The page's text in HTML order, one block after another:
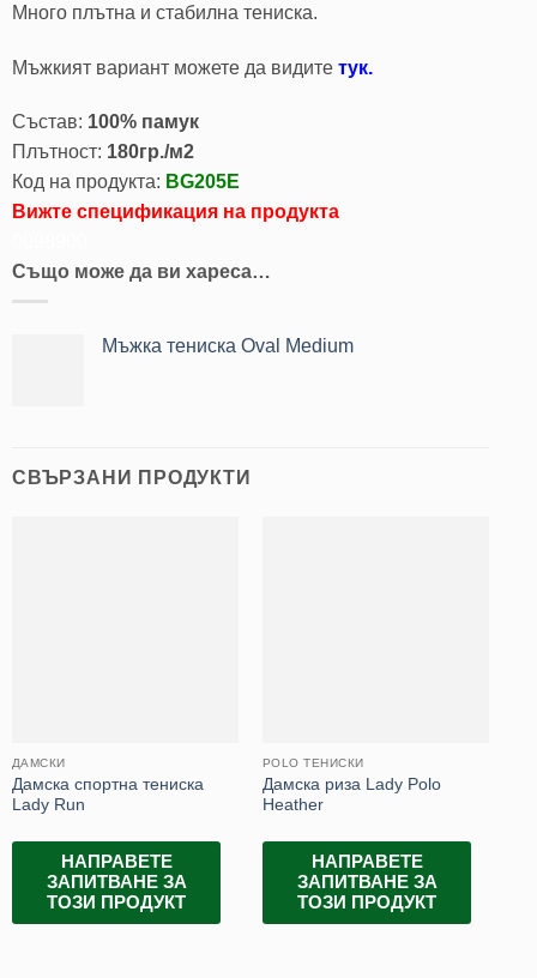
Много плътна и стабилна тениска.
Mъжкият вариант можете да видите тук.
Състав: 100% памук
Плътност: 180гр./м2
Код на продукта: BG205E
Вижте спецификация на продукта
Също може да ви хареса…
Мъжка тениска Oval Medium
СВЪРЗАНИ ПРОДУКТИ
ДАМСКИ
Дамска спортна тениска
Lady Run
НАПРАВЕТЕ
ЗАПИТВАНЕ ЗА
ТОЗИ ПРОДУКТ
POLO ТЕНИСКИ
Дамска риза Lady Polo
Heather
НАПРАВЕТЕ
ЗАПИТВАНЕ ЗА
ТОЗИ ПРОДУКТ